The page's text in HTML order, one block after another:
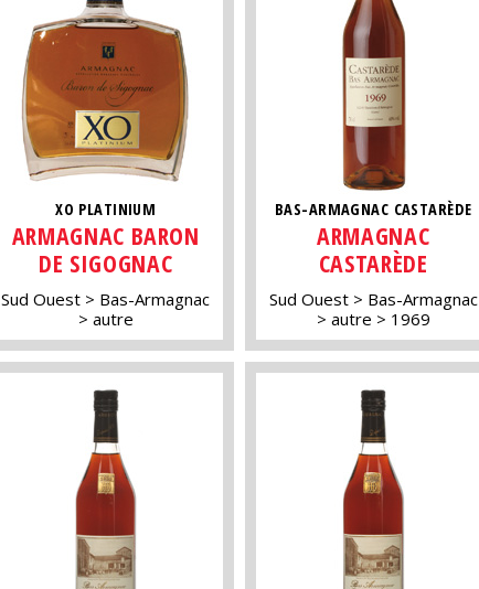
XO PLATINIUM
ARMAGNAC BARON
DE SIGOGNAC
Sud Ouest
Bas-Armagnac
autre
BAS-ARMAGNAC CASTARÈDE
ARMAGNAC
CASTARÈDE
Sud Ouest
Bas-Armagnac
autre
1969